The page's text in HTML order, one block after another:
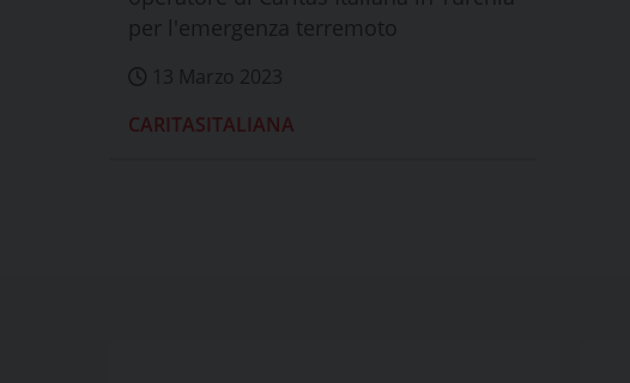
per l'emergenza terremoto
13 Marzo 2023
CARITASITALIANA